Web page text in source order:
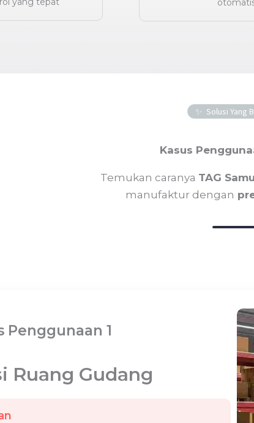
Solusi Yang
Kasus
Temukan caranya TAG
manufaktur dengan
Penggunaan 1
Ruang Gudang